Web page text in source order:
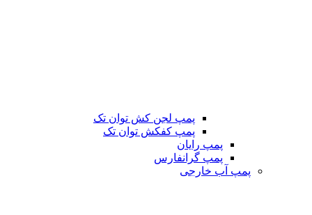
پمپ لجن کش توان تک
پمپ کفکش توان تک
پمپ رایان
پمپ گرانفارس
پمپ آب خارجی